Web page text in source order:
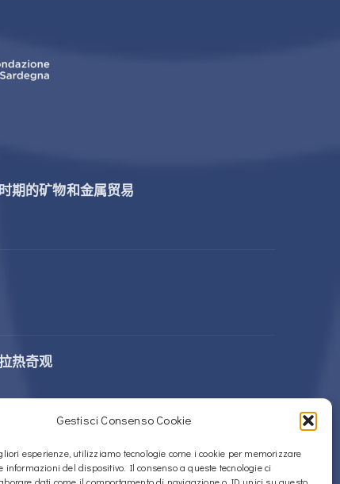
Gestisci Consenso Cookie
esperienze, utilizziamo tecnologie come i cookie per memorizzare
informazioni del dispositivo. Il consenso a queste tecnologie ci
期的矿物和金属贸易
热奇观
Sos Nurattolos Nuragic 建筑群